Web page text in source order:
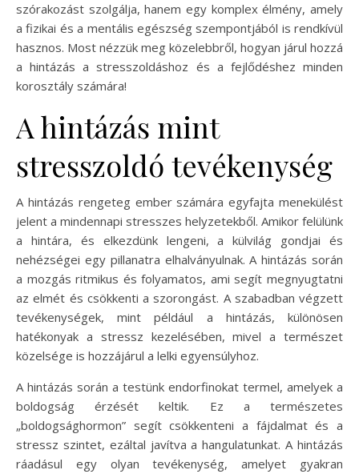
szórakozást szolgálja, hanem egy komplex élmény, amely
a fizikai és a mentális egészség szempontjából is rendkívül
hasznos. Most nézzük meg közelebbről, hogyan járul hozzá
a hintázás a stresszoldáshoz és a fejlődéshez minden
korosztály számára!
A hintázás mint
stresszoldó tevékenység
A hintázás rengeteg ember számára egyfajta menekülést
jelent a mindennapi stresszes helyzetekből. Amikor felülünk
a hintára, és elkezdünk lengeni, a külvilág gondjai és
nehézségei egy pillanatra elhalványulnak. A hintázás során
a mozgás ritmikus és folyamatos, ami segít megnyugtatni
az elmét és csökkenti a szorongást. A szabadban végzett
tevékenységek, mint például a hintázás, különösen
hatékonyak a stressz kezelésében, mivel a természet
közelsége is hozzájárul a lelki egyensúlyhoz.
A hintázás során a testünk endorfinokat termel, amelyek a
boldogság érzését keltik. Ez a természetes
„boldogsághormon” segít csökkenteni a fájdalmat és a
stressz szintet, ezáltal javítva a hangulatunkat. A hintázás
ráadásul egy olyan tevékenység, amelyet gyakran